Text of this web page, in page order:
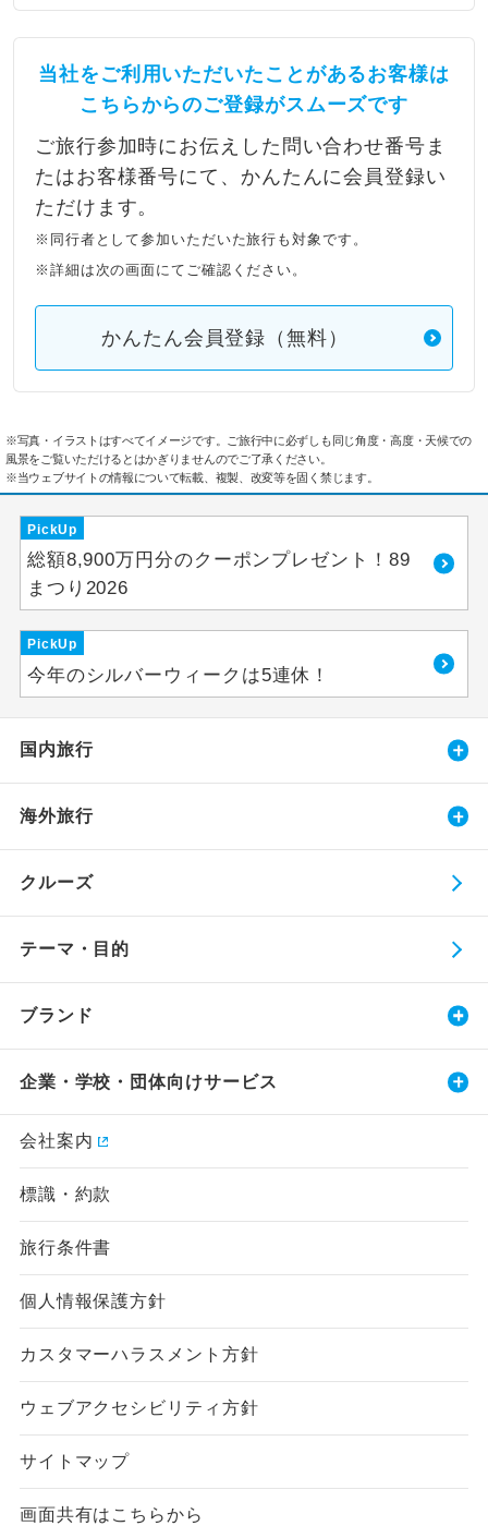
当社をご利用いただいたことがあるお客様は
こちらからのご登録がスムーズです
ご旅行参加時にお伝えした問い合わせ番号ま
たはお客様番号にて、かんたんに会員登録い
ただけます。
※同行者として参加いただいた旅行も対象です。
※詳細は次の画面にてご確認ください。
かんたん会員登録（無料）
※写真・イラストはすべてイメージです。ご旅行中に必ずしも同じ角度・高度・天候での
風景をご覧いただけるとはかぎりませんのでご了承ください。
※当ウェブサイトの情報について転載、複製、改変等を固く禁じます。
PickUp
総額8,900万円分のクーポンプレゼント！89
まつり2026
PickUp
今年のシルバーウィークは5連休！
国内旅行
海外旅行
クルーズ
テーマ・目的
ブランド
企業・学校・団体向けサービス
会社案内
標識・約款
旅行条件書
個人情報保護方針
カスタマーハラスメント方針
ウェブアクセシビリティ方針
サイトマップ
画面共有はこちらから